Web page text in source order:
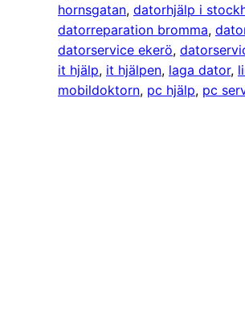
hornsgatan, datorhjälp i
datorreparation bromma,
datorservice ekerö,
it hjälp, it hjälpen, laga dator,
mobildoktorn, pc hjälp, pc